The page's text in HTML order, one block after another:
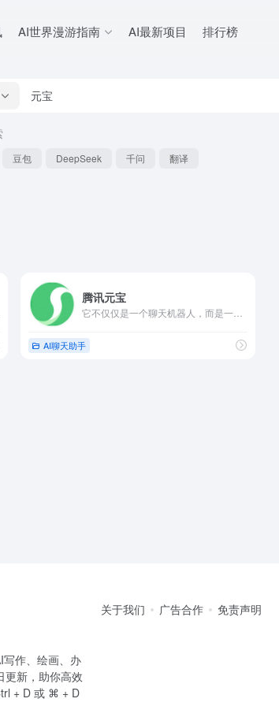
AI世界漫游指南 AI最新项目 排行榜
豆包 DeepSeek 千问 翻译
腾讯元宝
AI聊天助手
作、绘画、办
更新，助你高效
+ D 或 ⌘ + D
关于我们 广告合作 免责声明